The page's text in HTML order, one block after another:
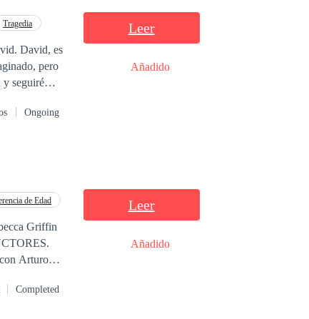
no puede
Tragedia
David, es
pero
y seguiré
no puedo
Ongoing
Leer
Añadido
de Edad
Griffin
Arturo
Completed
Leer
Añadido